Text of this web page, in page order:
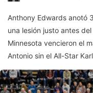
Anthony Edwards anotó
una lesión justo antes
Minnesota vencieron el
Antonio sin el All-Star